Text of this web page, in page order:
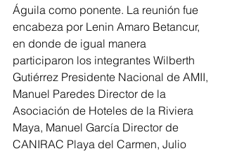
Águila como ponente. La reunión fue
encabeza por Lenin Amaro Betancur,
en donde de igual manera
participaron los integrantes Wilberth
Gutiérrez Presidente Nacional de AMII,
Manuel Paredes Director de la
Asociación de Hoteles de la Riviera
Maya, Manuel García Director de
CANIRAC Playa del Carmen, Julio